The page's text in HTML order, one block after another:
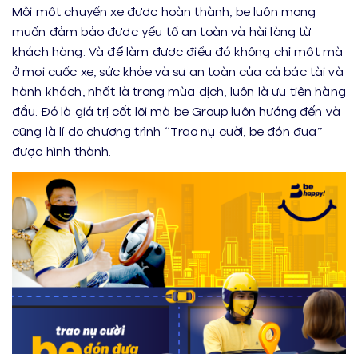
Mỗi một chuyến xe được hoàn thành, be luôn mong
muốn đảm bảo được yếu tố an toàn và hài lòng từ
khách hàng. Và để làm được điều đó không chỉ một mà
ở mọi cuốc xe, sức khỏe và sự an toàn của cả bác tài và
hành khách, nhất là trong mùa dịch, luôn là ưu tiên hàng
đầu. Đó là giá trị cốt lõi mà be Group luôn hướng đến và
cũng là lí do chương trình “Trao nụ cười, be đón đưa”
được hình thành.